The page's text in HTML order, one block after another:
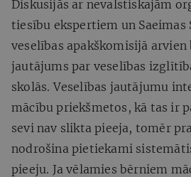
Diskusijās ar nevalstiskajām
tiesību ekspertiem un Saeimas
veselības apakškomisijā arvien
jautājums par veselības
skolās. Veselības jautājumu
mācību priekšmetos, kā tas ir
sevi nav slikta pieeja, tomēr
nodrošina pietiekami
pieeju. Ja vēlamies bērniem